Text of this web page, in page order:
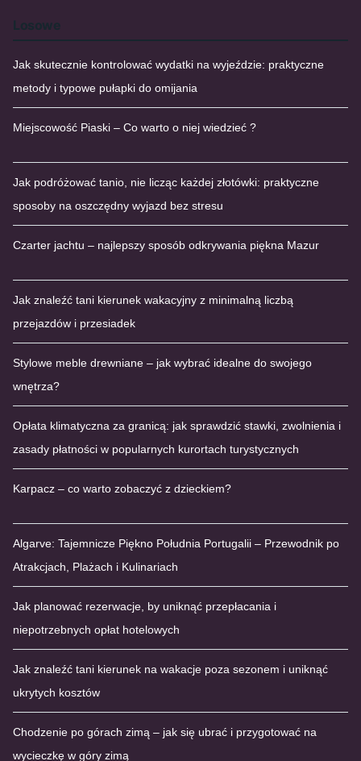
Losowe
Jak skutecznie kontrolować wydatki na wyjeździe: praktyczne
metody i typowe pułapki do omijania
Miejscowość Piaski – Co warto o niej wiedzieć ?
Jak podróżować tanio, nie licząc każdej złotówki: praktyczne
sposoby na oszczędny wyjazd bez stresu
Czarter jachtu – najlepszy sposób odkrywania piękna Mazur
Jak znaleźć tani kierunek wakacyjny z minimalną liczbą
przejazdów i przesiadek
Stylowe meble drewniane – jak wybrać idealne do swojego
wnętrza?
Opłata klimatyczna za granicą: jak sprawdzić stawki, zwolnienia i
zasady płatności w popularnych kurortach turystycznych
Karpacz – co warto zobaczyć z dzieckiem?
Algarve: Tajemnicze Piękno Południa Portugalii – Przewodnik po
Atrakcjach, Plażach i Kulinariach
Jak planować rezerwacje, by uniknąć przepłacania i
niepotrzebnych opłat hotelowych
Jak znaleźć tani kierunek na wakacje poza sezonem i uniknąć
ukrytych kosztów
Chodzenie po górach zimą – jak się ubrać i przygotować na
wycieczkę w góry zimą